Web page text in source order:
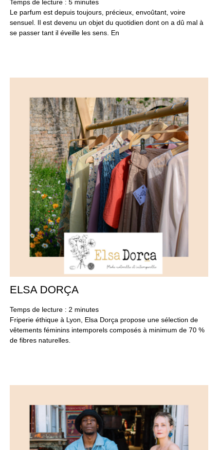
Temps de lecture : 5 minutes
Le parfum est depuis toujours, précieux, envoûtant, voire
sensuel. Il est devenu un objet du quotidien dont on a dû mal à
se passer tant il éveille les sens. En
ELSA DORÇA
Temps de lecture : 2 minutes
Friperie éthique à Lyon, Elsa Dorça propose une sélection de
vêtements féminins intemporels composés à minimum de 70 %
de fibres naturelles.